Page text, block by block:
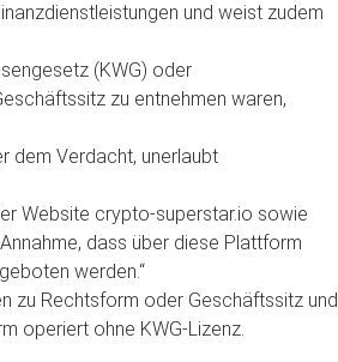
und weist zudem
(KWG) oder
zu entnehmen waren,
dem Verdacht, unerlaubt
Website crypto-superstar.io sowie
dass über diese Plattform
werden.“
zu Rechtsform oder Geschäftssitz und
operiert ohne KWG-Lizenz.